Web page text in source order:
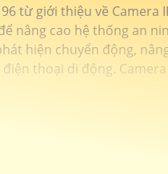
từ giới thiệu về Camera
nâng cao hệ thống an
hiện chuyển động,
thoại di động.